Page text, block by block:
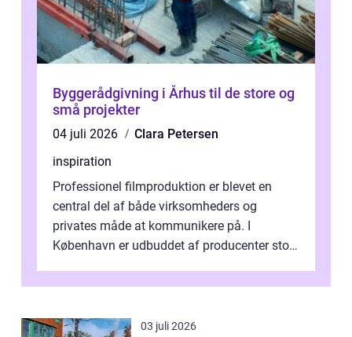
Byggerådgivning i Århus til de store og
små projekter
04 juli 2026
Clara Petersen
inspiration
Professionel filmproduktion er blevet en
central del af både virksomheders og
privates måde at kommunikere på. I
København er udbuddet af producenter stort,
inti...
03 juli 2026